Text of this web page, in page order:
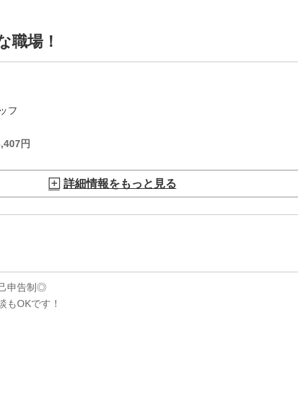
職場！
フ
円
詳細情報をもっと見る
申告制◎
もOKです！